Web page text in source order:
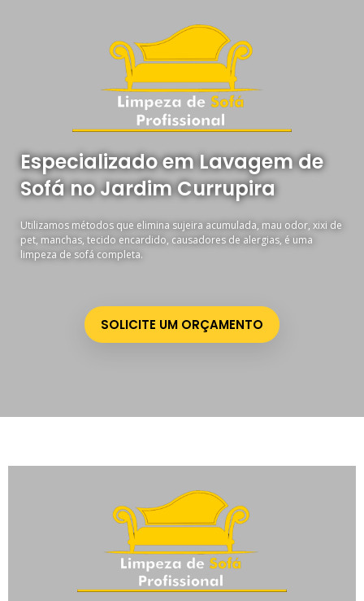
Especializado em Lavagem de
Sofá no Jardim Currupira
Utilizamos métodos que elimina sujeira acumulada, mau odor, xixi de
pet, manchas, tecido encardido, causadores de alergias, é uma
limpeza de sofá completa.
SOLICITE UM ORÇAMENTO